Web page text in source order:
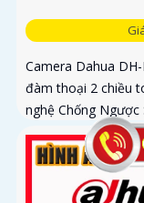
Camera Dahua
đàm thoại 2 chiều
nghệ Chống
phát hiện chuyển
khác, Hồng ngoại
thiếu ánh sáng